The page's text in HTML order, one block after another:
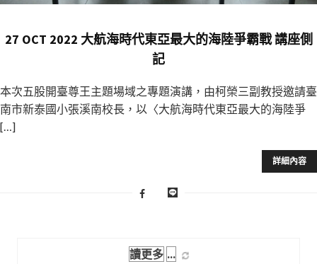
27 OCT 2022 大航海時代東亞最大的海陸爭霸戰 講座側
記
本次五股開臺尊王主題場域之專題演講，由柯榮三副教授邀請臺
南市新泰國小張溪南校長，以〈大航海時代東亞最大的海陸爭
[…]
詳細內容
讀更多